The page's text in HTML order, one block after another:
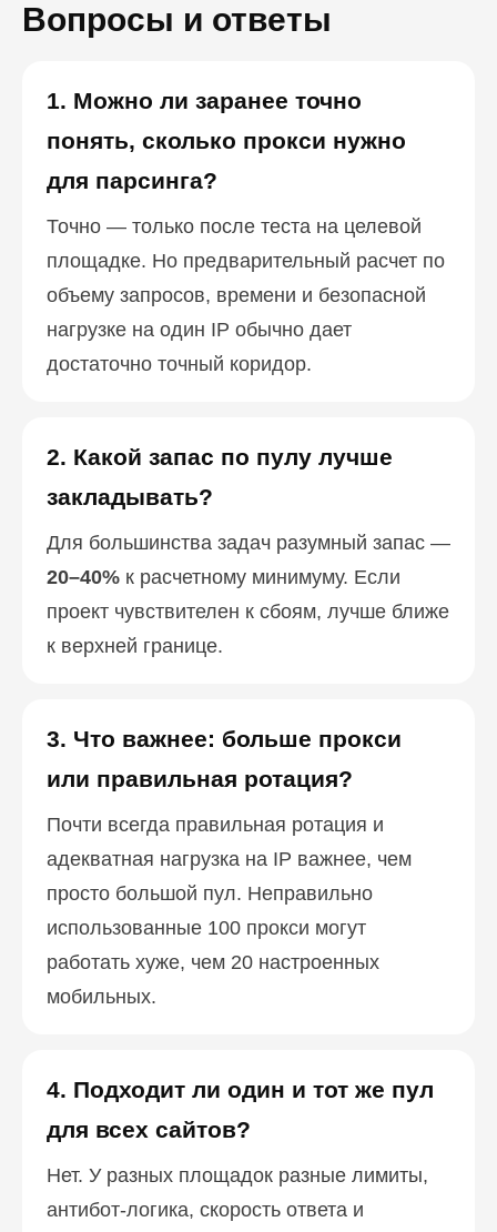
Вопросы и ответы
1. Можно ли заранее точно
понять, сколько прокси нужно
для парсинга?
Точно — только после теста на целевой
площадке. Но предварительный расчет по
объему запросов, времени и безопасной
нагрузке на один IP обычно дает
достаточно точный коридор.
2. Какой запас по пулу лучше
закладывать?
Для большинства задач разумный запас —
20–40% к расчетному минимуму. Если
проект чувствителен к сбоям, лучше ближе
к верхней границе.
3. Что важнее: больше прокси
или правильная ротация?
Почти всегда правильная ротация и
адекватная нагрузка на IP важнее, чем
просто большой пул. Неправильно
использованные 100 прокси могут
работать хуже, чем 20 настроенных
мобильных.
4. Подходит ли один и тот же пул
для всех сайтов?
Нет. У разных площадок разные лимиты,
антибот-логика, скорость ответа и